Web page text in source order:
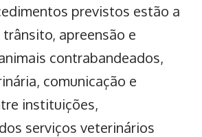
previstos estão a
apreensão e
contrabandeados,
comunicação e
instituições,
serviços veterinários